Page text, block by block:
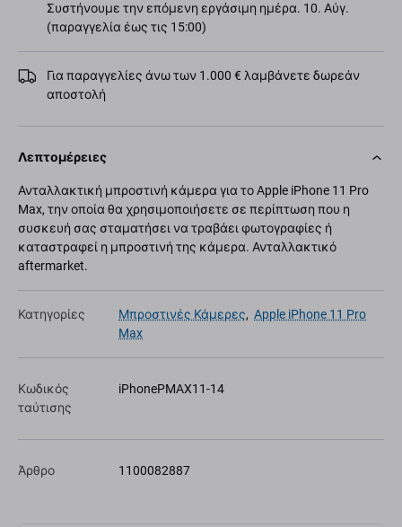
Συστήνουμε την επόμενη εργάσιμη ημέρα. 10. Αύγ.
(παραγγελία έως τις 15:00)
Για παραγγελίες άνω των 1.000 € λαμβάνετε δωρεάν
αποστολή
Λεπτομέρειες
Ανταλλακτική μπροστινή κάμερα για το Apple iPhone 11 Pro
Max, την οποία θα χρησιμοποιήσετε σε περίπτωση που η
συσκευή σας σταματήσει να τραβάει φωτογραφίες ή
καταστραφεί η μπροστινή της κάμερα. Ανταλλακτικό
aftermarket.
Κατηγορίες Μπροστινές Κάμερες, Apple iPhone 11 Pro
Max
Κωδικός
ταύτισης
iPhonePMAX11-14
Άρθρο 1100082887